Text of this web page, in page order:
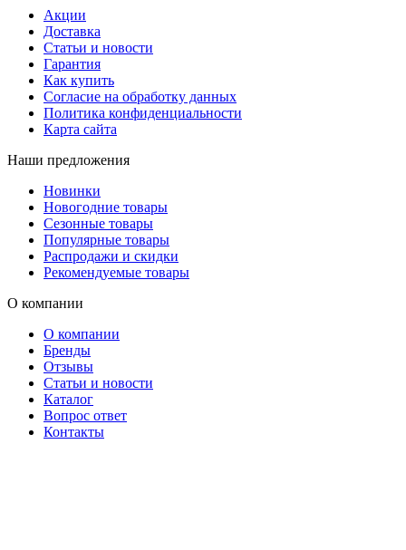
Акции
Доставка
Статьи и новости
Гарантия
Как купить
Согласие на обработку данных
Политика конфиденциальности
Карта сайта
Наши предложения
Новинки
Новогодние товары
Сезонные товары
Популярные товары
Распродажи и скидки
Рекомендуемые товары
О компании
О компании
Бренды
Отзывы
Статьи и новости
Каталог
Вопрос ответ
Контакты